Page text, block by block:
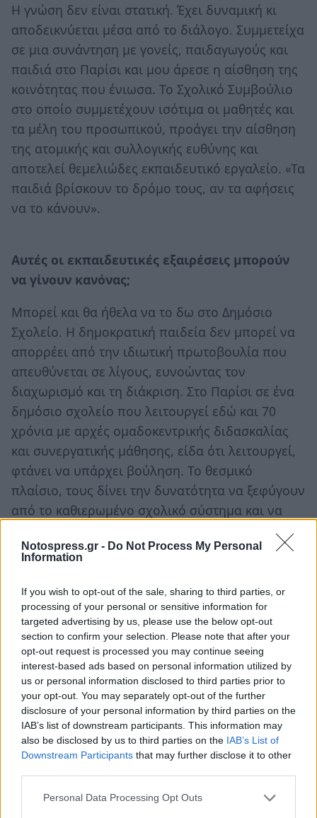
Notospress.gr - Do Not Process My Personal
Information
If you wish to opt-out of the sale, sharing to third parties, or
processing of your personal or sensitive information for
targeted advertising by us, please use the below opt-out
section to confirm your selection. Please note that after your
opt-out request is processed you may continue seeing
interest-based ads based on personal information utilized by
us or personal information disclosed to third parties prior to
your opt-out. You may separately opt-out of the further
disclosure of your personal information by third parties on the
IAB’s list of downstream participants. This information may
also be disclosed by us to third parties on the IAB’s List of
Downstream Participants that may further disclose it to other
Personal Data Processing Opt Outs
Η γνώση δεν είναι στατική. Έχει δυναμική κι
αποδεικνύεται μέσα από το διάλογο. Συμμετείχα
σε μια συνάντηση με γονείς, παιδαγωγούς και
παιδιά στο Παρίσι και μου άρεσε η αίσθηση της
κοινότητας που ένιωσα. Το Σχολικό Συμβούλιο
στο οποίο συμμετέχουν ισότιμα οι μαθητές και
τα μέλη του προσωπικού, προάγει την αίσθηση
της ατομικής και συλλογικής ευθύνης και
αποτελεί θεμελιώδες εκπαιδευτικό εργαλείο. «Τα
παιδιά βρίσκουν το δρόμο τους, αν τα αφήσεις
να το κάνουν».
Αυτές οι εκπαιδευτικές εξαιρέσεις μπορούν
να γίνουν κανόνας;
Μπορεί και θα ήθελα να το δω στο Δημόσιο
Σχολείο. Η δημοκρατική παιδεία δεν μπορεί να
απορρέει από την ιδιωτική πρωτοβουλία που
απευθύνεται σε λίγους, ευνοώντας τον
διαχωρισμό και τη διάκριση. Στο Παρίσι σε ένα
δημόσιο σχολείο που λειτουργεί εδώ και 70
χρόνια με αρχές ομαδοκεντρικής διδασκαλίας
και συνεργατικής μάθησης, είδα ότι λειτουργεί,
φτάνει να υπάρχει βούληση. Το θεσμικό
πλαίσιο, τους δίνει την δυνατότητα να ξεφύγουν
από το καθιερωμένο σχολικό σύστημα και να
ανακαλύψει το κάθε παιδί τα ενδιαφέροντα και
προτεραιοτήτων. Λύνεται αλλά θέλει πολύ
συζήτηση και ξεβόλεμα. Έχω παρατηρήσει ότι οι
γονείς που είναι σε επαφή με τις δικές τους
ανάγκες, είναι και πιο ευαίσθητοι στις
πραγματικές ανάγκες των παιδιών τους.
Αναζητούν ένα σχολείο ανθρωποκεντρικό. Το
διερευνούν ως δυνατότητα. Αλλά φοβούνται να
αντιπαρατεθούν στο υπάρχον εκπαιδευτικό
σύστημα. Είναι τόσο παγιωμένο κι αδιάλλακτο
μια τέτοια σύγκρουση. Έτσι αν και δεν